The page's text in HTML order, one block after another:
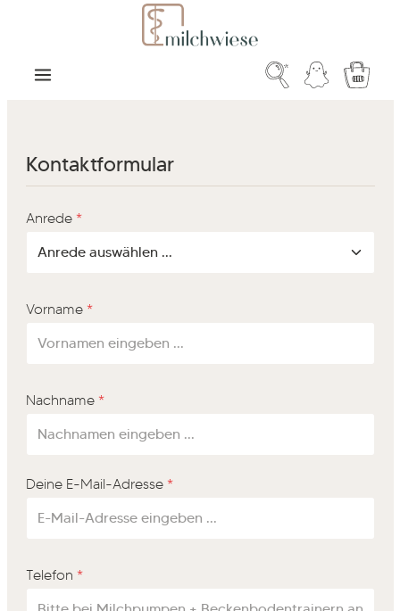
Zum Hauptinhalt springen
Kontaktformular
Anrede *
Vorname *
Nachname *
Deine E-Mail-Adresse *
Telefon *